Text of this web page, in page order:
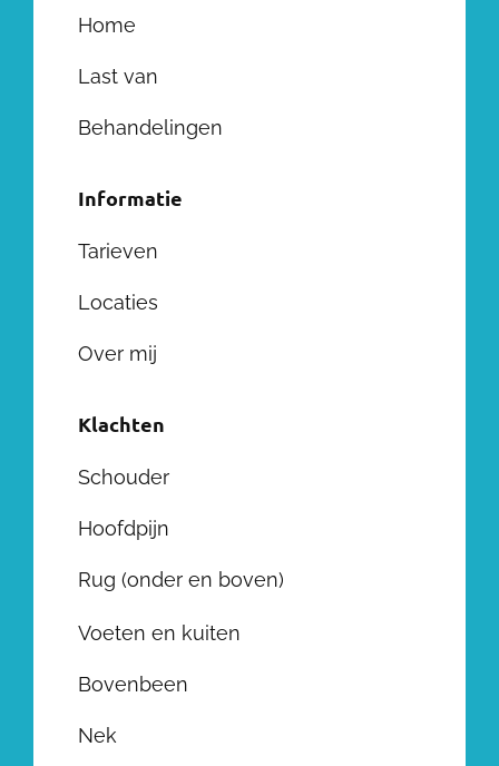
Home
Last van
Behandelingen
Informatie
Tarieven
Locaties
Over mij
Klachten
Schouder
Hoofdpijn
Rug (onder en boven)
Voeten en kuiten
Bovenbeen
Nek